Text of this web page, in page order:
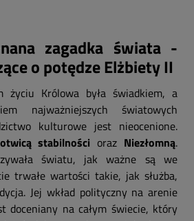
zagadka świata -
o potędze Elżbiety II
Królowa była świadkiem, a
najważniejszych światowych
kulturowe jest nieocenione.
stabilności oraz Niezłomną.
światu, jak ważne są we
trwałe wartości takie, jak służba,
Jej wkład polityczny na arenie
doceniany na całym świecie, który